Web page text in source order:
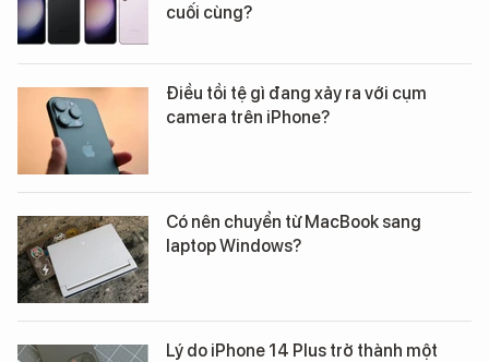
cuối cùng?
Điều tồi tệ gì đang xảy ra với cụm
camera trên iPhone?
Có nên chuyển từ MacBook sang
laptop Windows?
Lý do iPhone 14 Plus trở thành một